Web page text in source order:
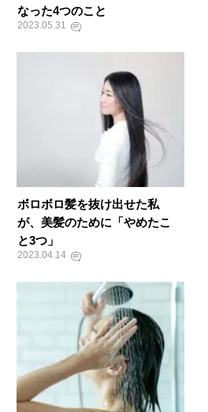
なった4つのこと
2023.05.31
ボロボロ髪を抜け出せた私
が、美髪のために「やめたこ
と3つ」
2023.04.14